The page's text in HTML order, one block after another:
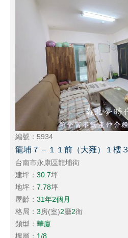
編號：5934
龍埔７－１１前（大雍）１樓
台南市永康區龍埔街
建坪：30.7坪
地坪：7.78坪
屋齡：31年2個月
格局：3房(室)2廳2衛
類型：華廈
樓層： 1/8